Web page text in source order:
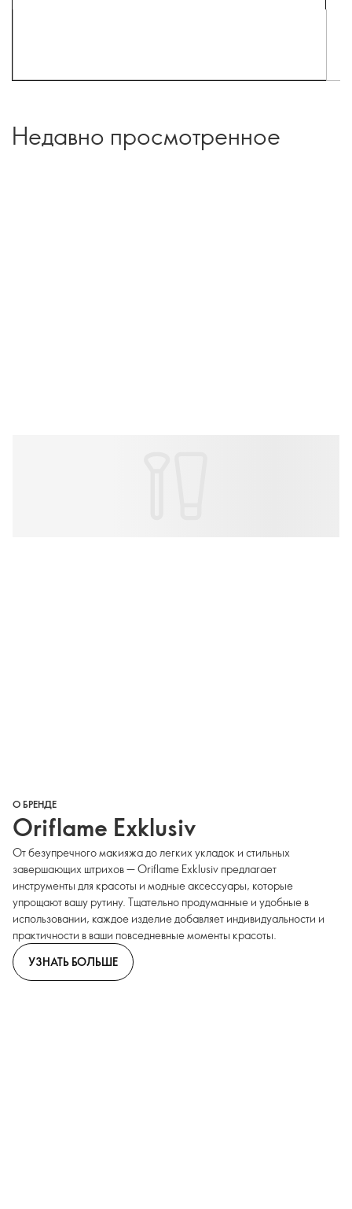
Недавно просмотренное
О БРЕНДЕ
Oriflame Exklusiv
От безупречного макияжа до легких укладок и стильных
завершающих штрихов — Oriflame Exklusiv предлагает
инструменты для красоты и модные аксессуары, которые
упрощают вашу рутину. Тщательно продуманные и удобные в
использовании, каждое изделие добавляет индивидуальности и
практичности в ваши повседневные моменты красоты.
УЗНАТЬ БОЛЬШЕ